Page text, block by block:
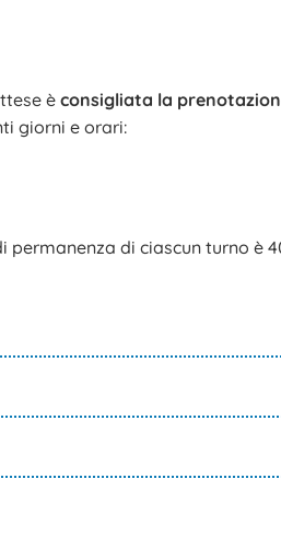
è consigliata la
giorni e orari:
permanenza di ciascun turno è